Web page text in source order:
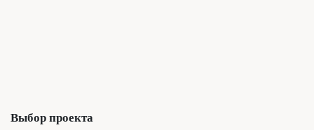
Выбор проекта